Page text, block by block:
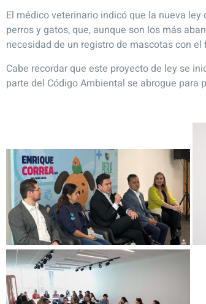
El médico veterinario indicó que la nueva
perros y gatos, que, aunque son los más
necesidad de un registro de mascotas con
Cabe recordar que este proyecto de ley se
parte del Código Ambiental se abrogue para